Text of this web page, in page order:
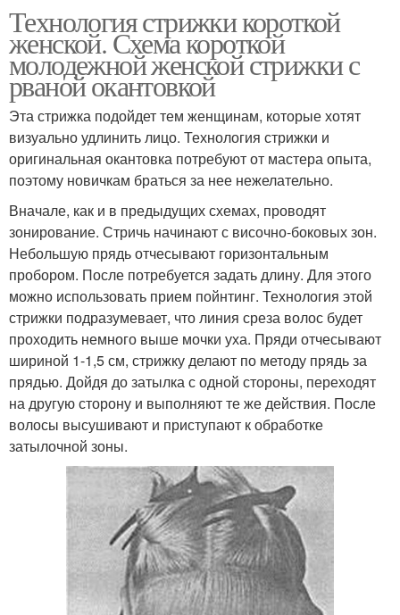
Технология стрижки короткой
женской. Схема короткой
молодежной женской стрижки с
рваной окантовкой
Эта стрижка подойдет тем женщинам, которые хотят
визуально удлинить лицо. Технология стрижки и
оригинальная окантовка потребуют от мастера опыта,
поэтому новичкам браться за нее нежелательно.
Вначале, как и в предыдущих схемах, проводят
зонирование. Стричь начинают с височно-боковых зон.
Небольшую прядь отчесывают горизонтальным
пробором. После потребуется задать длину. Для этого
можно использовать прием пойнтинг. Технология этой
стрижки подразумевает, что линия среза волос будет
проходить немного выше мочки уха. Пряди отчесывают
шириной 1-1,5 см, стрижку делают по методу прядь за
прядью. Дойдя до затылка с одной стороны, переходят
на другую сторону и выполняют те же действия. После
волосы высушивают и приступают к обработке
затылочной зоны.